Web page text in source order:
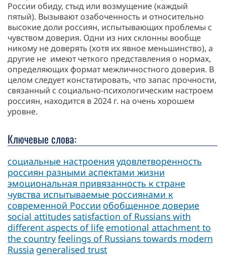
России обиду, стыд или возмущение (каждый
пятый). Вызывают озабоченность и относительно
высокие доли россиян, испытывающих проблемы с
чувством доверия. Одни из них склонны вообще
никому не доверять (хотя их явное меньшинство), а
другие не имеют четкого представления о нормах,
определяющих формат межличностного доверия. В
целом следует констатировать, что запас прочности,
связанный с социально-психологическим настроем
россиян, находится в 2024 г. на очень хорошем
уровне.
Ключевые слова:
социальные настроения удовлетворенность
россиян разными аспектами жизни
эмоциональная привязанность к стране
чувства испытываемые россиянами к
современной России обобщенное доверие
social attitudes satisfaction of Russians with
different aspects of life emotional attachment to
the countryfeelings of Russians towards modern
Russia generalised trust